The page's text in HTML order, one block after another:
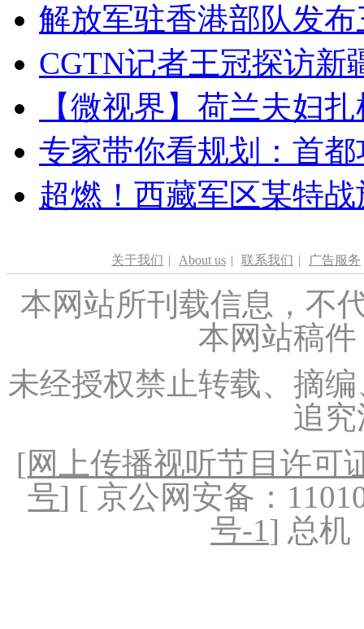
解放军驻香港部队发
CGTN记者王冠探访新
【微视界】荷兰夫妇
专家带你看规划：首
超燃！西藏军区某特
关于我们 | About us | 联系我们 | 广告服务
本网站所刊载信息，不
本网站稿
未经授权禁止转载、摘
追
[网上传播视听节目许可
号] [ 京公网安备：
号-1] 总机